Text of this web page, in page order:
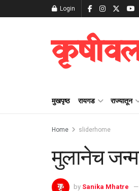
Login
मुखपृष्ठ रायगड राज्यातून
Home sliderhome
मुलानेच
by Sanika Mhatre